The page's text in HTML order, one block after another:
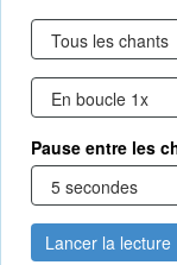
Pause entre les
Lancer la lecture